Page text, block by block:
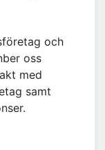
och
oss
med
samt